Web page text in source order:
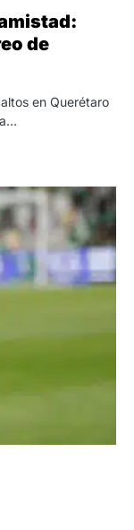
de
en Querétaro